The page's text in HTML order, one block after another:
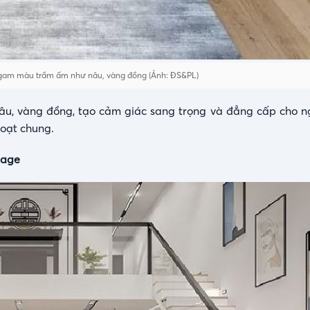
màu trầm ấm như nâu, vàng đồng (Ảnh: ĐS&PL)
vàng đồng, tạo cảm giác sang trọng và đẳng cấp cho
chung.